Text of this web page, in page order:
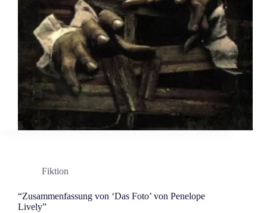
Fiktion
“Zusammenfassung von ‘Das Foto’ von Penelope
Lively”